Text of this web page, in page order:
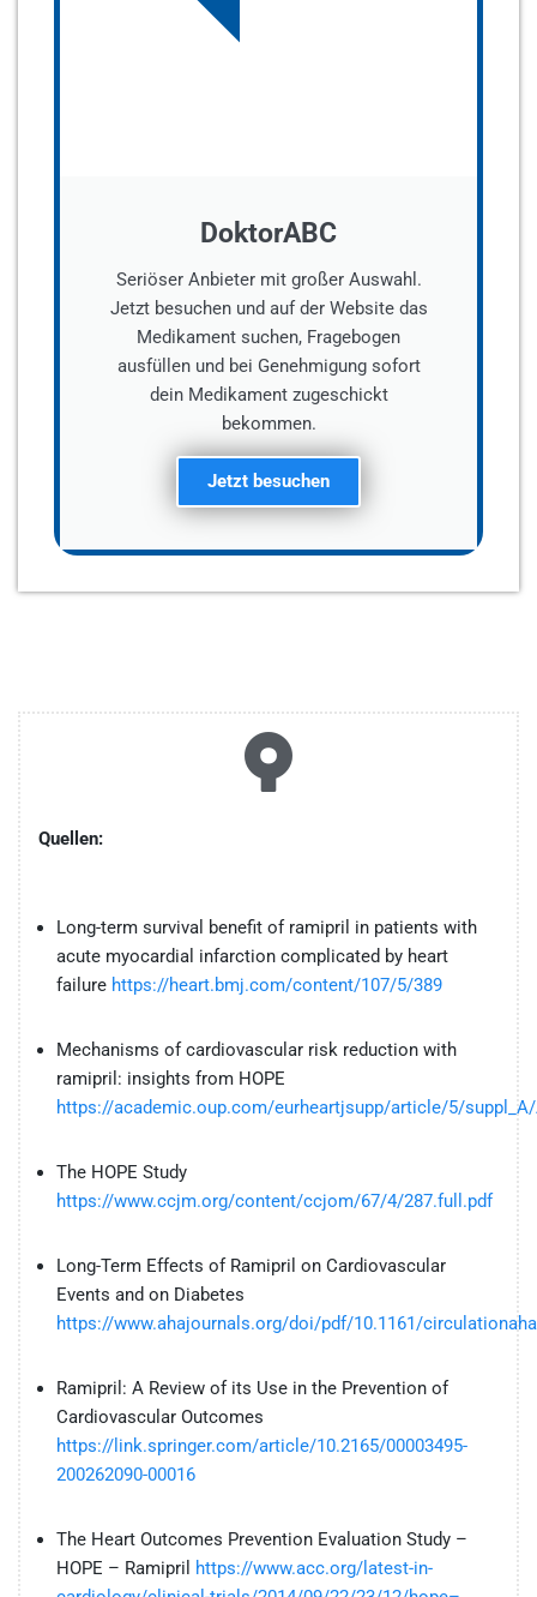
DoktorABC
Seriöser Anbieter mit großer Auswahl.
Jetzt besuchen und auf der Website das
Medikament suchen, Fragebogen
ausfüllen und bei Genehmigung sofort
dein Medikament zugeschickt
bekommen.
Jetzt besuchen
Quellen:
Long-term survival benefit of ramipril in patients with
acute myocardial infarction complicated by heart
failure https://heart.bmj.com/content/107/5/389
Mechanisms of cardiovascular risk reduction with
ramipril: insights from HOPE
https://academic.oup.com/eurheartjsupp/article/5/
The HOPE Study
https://www.ccjm.org/content/ccjom/67/4/287.full.pdf
Long-Term Effects of Ramipril on Cardiovascular
Events and on Diabetes
https://www.ahajournals.org/doi/pdf/10.1161/
Ramipril: A Review of its Use in the Prevention of
Cardiovascular Outcomes
https://link.springer.com/article/10.2165/00003495-
200262090-00016
The Heart Outcomes Prevention Evaluation Study –
HOPE – Ramipril
https://www.acc.org/latest-in-